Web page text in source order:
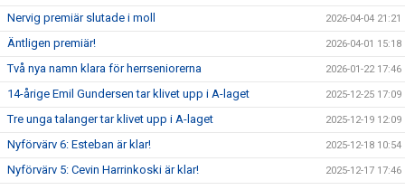
Nervig premiär slutade i moll 2026-04-04 21:21
Äntligen premiär! 2026-04-01 15:18
Två nya namn klara för herrseniorerna 2026-01-22 17:46
14-årige Emil Gundersen tar klivet upp i A-laget 2025-12-25 17:09
Tre unga talanger tar klivet upp i A-laget 2025-12-19 12:09
Nyförvärv 6: Esteban är klar! 2025-12-18 10:54
Nyförvärv 5: Cevin Harrinkoski är klar! 2025-12-17 17:46